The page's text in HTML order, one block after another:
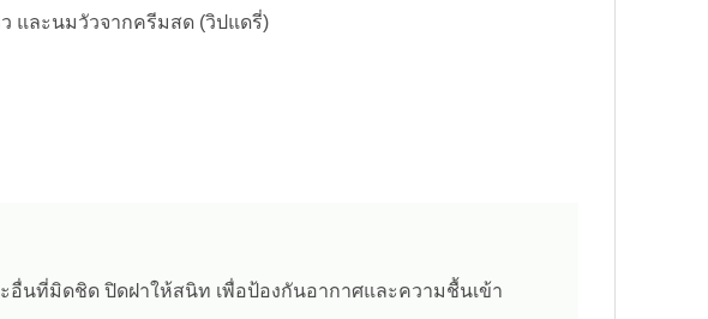
และนมวัวจากครีมสด (วิปแดรี่)
อื่นที่มิดชิด ปิดฝาให้สนิท เพื่อป้องกันอากาศและความชื้นเข้า